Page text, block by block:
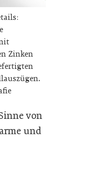
Zinken
von
und